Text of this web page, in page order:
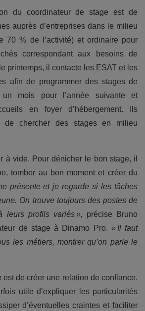
du coordinateur de stage est de
auprès d’entreprises dans le milieu
70 % de l’activité) et ordinaire pour
correspondant aux besoins de
printemps, il contacte les ESAT et les
afin de programmer des stages de
mois pour l’année suivante et
en foyer d’hébergement. Ils
de chercher des stages en milieu
à vide. Pour dénicher le bon stage, il
tomber au bon moment et créer du
présente et je regarde si les tâches
On trouve toujours des postes de
leurs profils variés », précise Bruno
de stage à Dinamo Pro. « Il faut
les métiers, montrer qu’on parle le
est de créer une relation de confiance.
utile d’expliquer les particularités
d’éventuelles craintes et faciliter